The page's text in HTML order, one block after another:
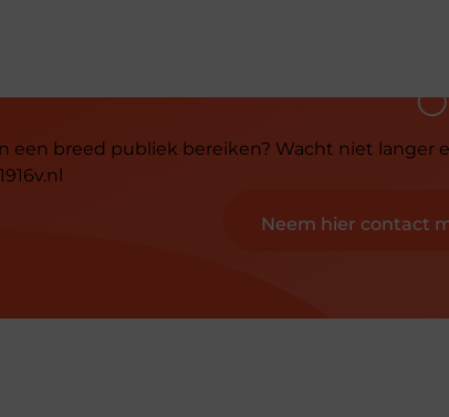
een breed publiek bereiken? Wacht niet langer
Neem hier contact